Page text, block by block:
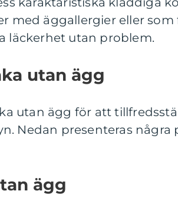
med äggallergier eller som
läckerhet utan problem.
utan ägg
utan ägg för att
Nedan presenteras några
ägg